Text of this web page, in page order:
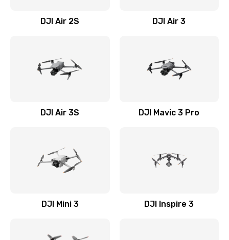
DJI Air 2S DJI Air 3
DJI Air 3S DJI Mavic 3 Pro
DJI Mini 3 DJI Inspire 3